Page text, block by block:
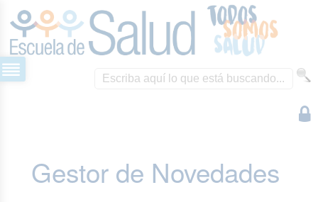
Gestor de Novedades